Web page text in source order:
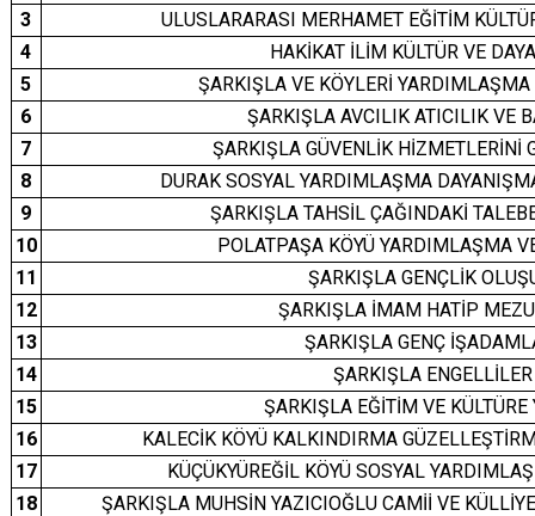
Gölova
Gürün
Hafik
Ulaş
Yıldızeli
Zara
3
ULUSLARARASI MERHAMET EĞİTİM
4
HAKİKAT İLİM KÜLTÜR VE
5
ŞARKIŞLA VE KÖYLERİ
6
ŞARKIŞLA AVCILIK ATICILIK VE
7
ŞARKIŞLA GÜVENLİK HİZMETLERİNİ
8
DURAK SOSYAL YARDIMLAŞMA
9
ŞARKIŞLA TAHSİL ÇAĞINDAKİ
10
POLATPAŞA KÖYÜ YARDIMLAŞMA
11
ŞARKIŞLA GENÇLİK
12
ŞARKIŞLA İMAM HATİP
13
ŞARKIŞLA GENÇ
14
ŞARKIŞLA
15
ŞARKIŞLA EĞİTİM VE
16
KALECİK KÖYÜ KALKINDIRMA
17
KÜÇÜKYÜREĞİL KÖYÜ SOSYAL
18
ŞARKIŞLA MUHSİN YAZICIOĞLU CAMİİ VE